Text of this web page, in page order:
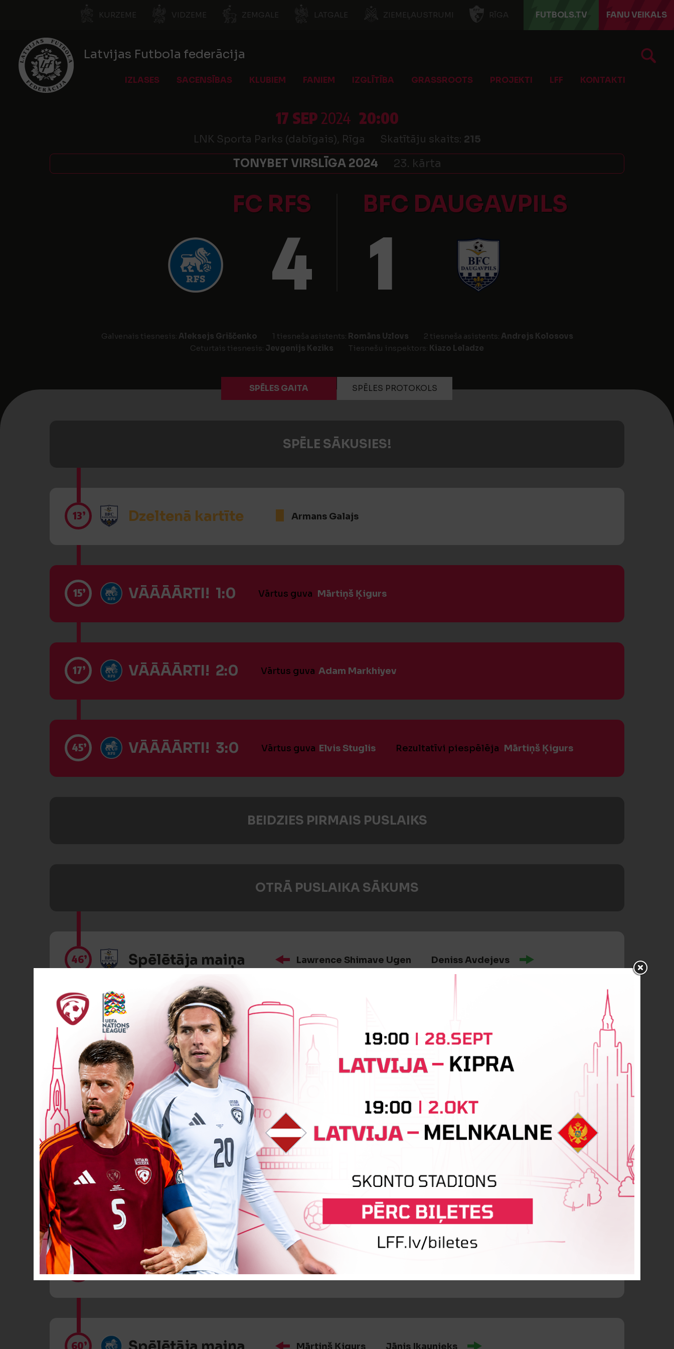
KURZEME VIDZEME ZEMGALE LATGALE ZIEMEĻAUSTRUMI RĪGA FUTBOLS.TV FANU VEIKALS
Latvijas Futbola federācija
IZLASES SACENSĪBAS KLUBIEM FANIEM IZGLĪTĪBA GRASSROOTS PROJEKTI LFF KONTAKTI
17 SEP2024 20:00
LNK Sporta Parks (dabīgais), Rīga Skatītāju skaits: 215
TONYBET VIRSLĪGA 2024 23. kārta
FC RFS BFC DAUGAVPILS
4 1
Galvenais tiesnesis: Aleksejs Griščenko 1 tiesneša asistents: Romāns Uzlovs 2 tiesneša asistents: Andrejs Kolosovs
Ceturtais tiesnesis: Jevgenijs Keziks Tiesnešu inspektors: Kiazo Leladze
SPĒLES GAITA SPĒLES PROTOKOLS
SPĒLE SĀKUSIES!
13’ Dzeltenā kartīte Armans Galajs
15’ VĀĀĀĀRTI! 1:0 Vārtus guva Mārtiņš Ķigurs
17’ VĀĀĀĀRTI! 2:0 Vārtus guva Adam Markhiyev
45’ VĀĀĀĀRTI! 3:0 Vārtus guva Elvis Stuglis Rezultatīvi piespēlēja Mārtiņš Ķigurs
BEIDZIES PIRMAIS PUSLAIKS
OTRĀ PUSLAIKA SĀKUMS
46’ Spēlētāja maiņa Lawrence Shimave Ugen Deniss Avdejevs
Spēlētāja maiņa Artēmijs Masļakovs Gļebs Žaleiko
46’ Spēlētāja maiņa Roberts Savaļnieks Haruna Rasid Njie
Spēlētāja maiņa Artūrs Zjuzins
60’ Spēlētāja maiņa Adam Markhiyev
60’ Mārtiņš Ķigurs Jānis Ikaunieks